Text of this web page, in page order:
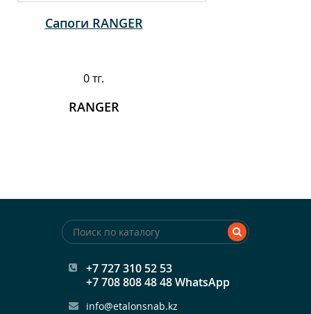
Сапоги RANGER
0 тг.
RANGER
+7 727 310 52 53
+7 708 808 48 48 WhatsApp
info@etalonsnab.kz